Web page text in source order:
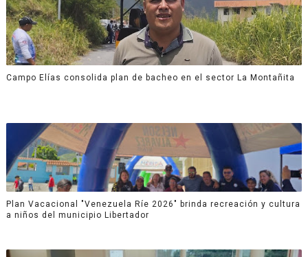
Campo Elías consolida plan de bacheo en el sector La Montañita
Plan Vacacional "Venezuela Ríe 2026" brinda recreación y cultura
a niños del municipio Libertador